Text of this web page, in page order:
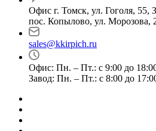
Офис г. Томск, ул. Гоголя, 55,
пос. Копылово, ул. Морозова,
sales@kkirpich.ru
Офис: Пн. – Пт.: с 9:00 до
Завод: Пн. – Пт.: с 8:00 до